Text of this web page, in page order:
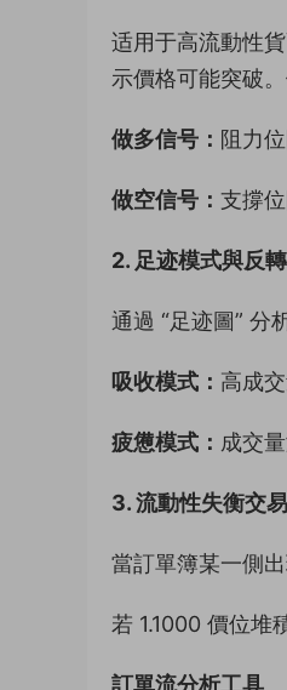
适用于高流動性
示價格可能突破。
做多信号： 阻力
做空信号： 支撐
2. 足迹模式與反
通過 “足迹圖” 分
吸收模式： 高成
疲憊模式： 成交
3. 流動性失衡交易
當訂單簿某一側
若 1.1000 價位堆
訂單流分析工具